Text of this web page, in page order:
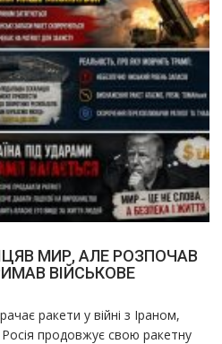
МИР, АЛЕ РОЗПОЧАВ
ВІЙСЬКОВЕ
ракети у війні з Іраном,
продовжує свою ракетну